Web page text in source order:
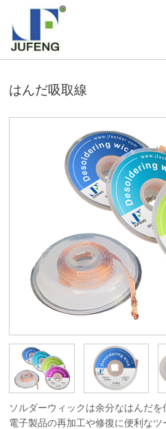
はんだ吸取線
ソルダーウィックは余分なはんだを
電子製品の再加工や修復に便利な